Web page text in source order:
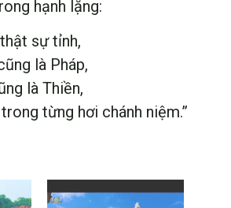
hạnh lặng:
sự tỉnh,
là Pháp,
là Thiền,
từng hơi chánh niệm.”